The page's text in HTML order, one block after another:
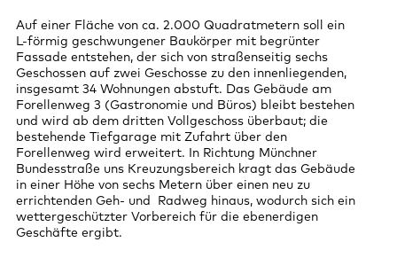
Auf einer Fläche von ca. 2.000 Quadratmetern soll ein
L-förmig geschwungener Baukörper mit begrünter
Fassade entstehen, der sich von straßenseitig sechs
Geschossen auf zwei Geschosse zu den innenliegenden,
insgesamt 34 Wohnungen abstuft. Das Gebäude am
Forellenweg 3 (Gastronomie und Büros) bleibt bestehen
und wird ab dem dritten Vollgeschoss überbaut; die
bestehende Tiefgarage mit Zufahrt über den
Forellenweg wird erweitert. In Richtung Münchner
Bundesstraße uns Kreuzungsbereich kragt das Gebäude
in einer Höhe von sechs Metern über einen neu zu
errichtenden Geh- und Radweg hinaus, wodurch sich ein
wettergeschützter Vorbereich für die ebenerdigen
Geschäfte ergibt.